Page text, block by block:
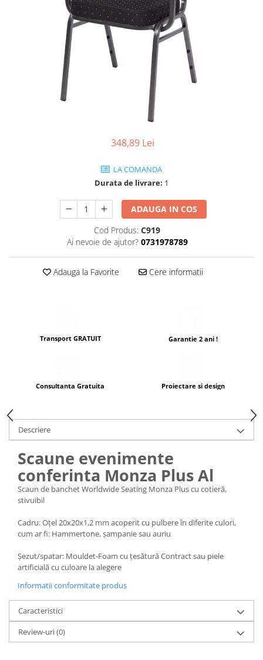
Sezlonguri si Baldachine
Scaune Inalte De Bar
348,89 Lei
LA COMANDA
Durata de livrare: 1
ADAUGA IN COS
Cod Produs: C919
Ai nevoie de ajutor? 0731978789
Adauga la Favorite Cere informatii
Transport GRATUIT Garantie 2 ani !
Consultanta Gratuita Proiectare si design
Descriere
Scaune evenimente
conferinta Monza Plus Al
Scaun de banchet Worldwide Seating Monza Plus cu cotieră,
stivuibil
Cadru: Oțel 20x20x1,2 mm acoperit cu pulbere în diferite culori,
cum ar fi: Hammertone, șampanie sau auriu
Șezut/spatar: Mouldet-Foam cu țesătură Contract sau piele
artificială cu culoare la alegere
Informatii conformitate produs
Caracteristici
Review-uri(0)